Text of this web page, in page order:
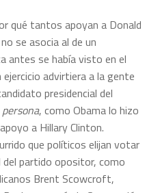
qué tantos apoyan a Donald
se asocia al de un
antes se había visto en el
advirtiera a la gente
presidencial del
, como Obama lo hizo
a Hillary Clinton.
que políticos elijan votar
del partido opositor, como
Brent Scowcroft,